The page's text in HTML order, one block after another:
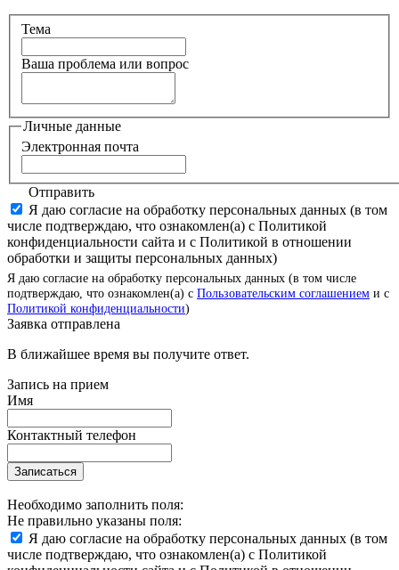
Тема
Ваша проблема или вопрос
Личные данные
Электронная почта
Отправить
Я даю согласие на обработку персональных данных (в том
числе подтверждаю, что ознакомлен(а) с Политикой
конфиденциальности сайта и с Политикой в отношении
обработки и защиты персональных данных)
Я даю согласие на обработку персональных данных (в том числе
подтверждаю, что ознакомлен(а) с Пользовательским соглашением и с
Политикой конфиденциальности)
Заявка отправлена
В ближайшее время вы получите ответ.
Запись на прием
Имя
Контактный телефон
Записаться
Необходимо заполнить поля:
Не правильно указаны поля:
Я даю согласие на обработку персональных данных (в том
числе подтверждаю, что ознакомлен(а) с Политикой